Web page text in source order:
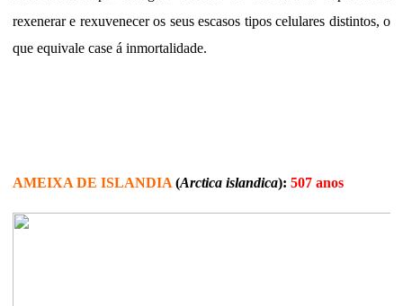
rexenerar e rexuvenecer os seus escasos tipos celulares distintos, o
que equivale case á inmortalidade.
AMEIXA DE ISLANDIA (Arctica islandica): 507 anos